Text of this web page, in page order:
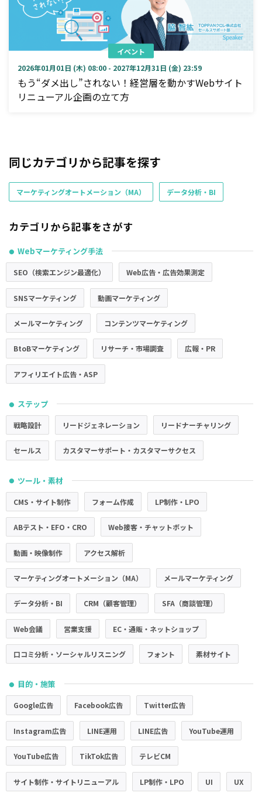
イベント
2026年01月01日 (木) 08:00 - 2027年12月31日 (金) 23:59
もう“ダメ出し”されない！経営層を動かすWebサイト
リニューアル企画の立て方
同じカテゴリから記事を探す
マーケティングオートメーション（MA） データ分析・BI
カテゴリから記事をさがす
● Webマーケティング手法
SEO（検索エンジン最適化） Web広告・広告効果測定
SNSマーケティング 動画マーケティング
メールマーケティング コンテンツマーケティング
BtoBマーケティング リサーチ・市場調査 広報・PR
アフィリエイト広告・ASP
● ステップ
戦略設計 リードジェネレーション リードナーチャリング
セールス カスタマーサポート・カスタマーサクセス
● ツール・素材
CMS・サイト制作 フォーム作成 LP制作・LPO
ABテスト・EFO・CRO Web接客・チャットボット
動画・映像制作 アクセス解析
マーケティングオートメーション（MA） メールマーケティング
データ分析・BI CRM（顧客管理） SFA（商談管理）
Web会議 営業支援 EC・通販・ネットショップ
口コミ分析・ソーシャルリスニング フォント 素材サイト
● 目的・施策
Google広告 Facebook広告 Twitter広告
Instagram広告 LINE運用 LINE広告 YouTube運用
YouTube広告 TikTok広告 テレビCM
サイト制作・サイトリニューアル LP制作・LPO UI UX